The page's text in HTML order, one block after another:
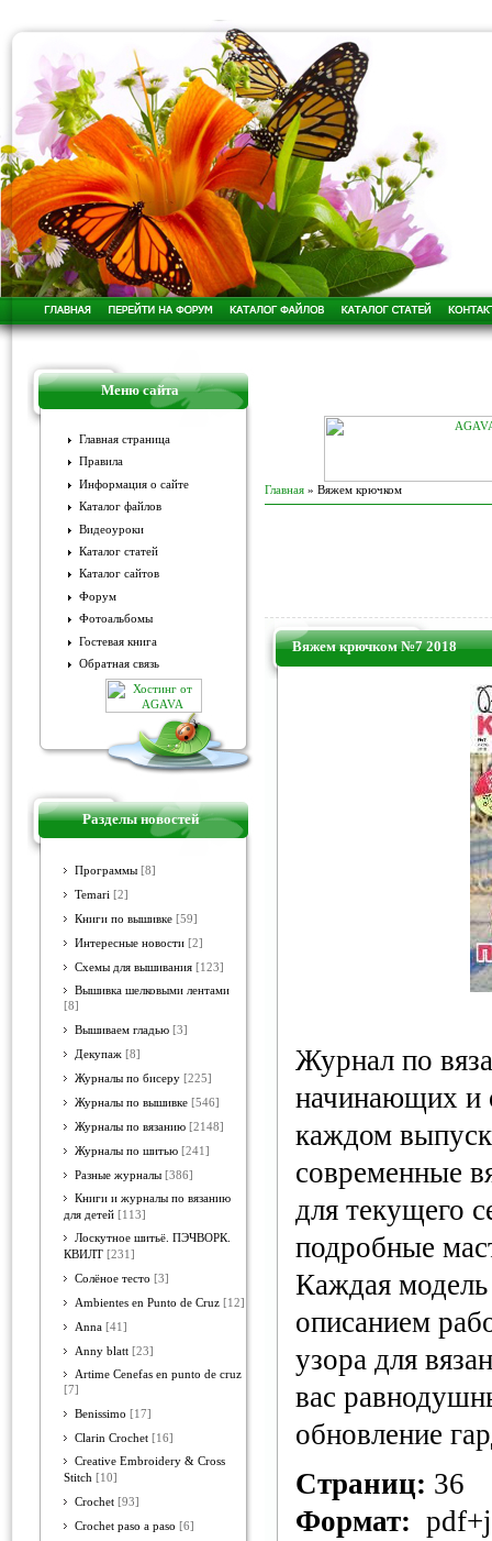
Меню сайта
Главная страница
Правила
Информация о сайте
Каталог файлов
Видеоуроки
Каталог статей
Каталог сайтов
Форум
Фотоальбомы
Гостевая книга
Обратная связь
Разделы новостей
Программы [8]
Temari [2]
Книги по вышивке [59]
Интересные новости [2]
Схемы для вышивания [123]
Вышивка шелковыми лентами
[8]
Вышиваем гладью [3]
Декупаж [8]
Журналы по бисеру [225]
Журналы по вышивке [546]
Журналы по вязанию [2148]
Журналы по шитью [241]
Разные журналы [386]
Книги и журналы по вязанию
для детей [113]
Лоскутное шитьё. ПЭЧВОРК.
КВИЛТ [231]
Солёное тесто [3]
Ambientes en Punto de Cruz [12]
Anna [41]
Anny blatt [23]
Artime Cenefas en punto de cruz
[7]
Benissimo [17]
Clarin Crochet [16]
Creative Embroidery & Cross
Stitch [10]
Crochet [93]
Crochet paso a paso [6]
Главная » Вяжем крючком
Вяжем крючком №7 2018
Журнал по
начинающих и
каждом
современные
для текущего
подробные
Каждая
описанием
узора для
вас
обновление
Страниц: 36
Формат: